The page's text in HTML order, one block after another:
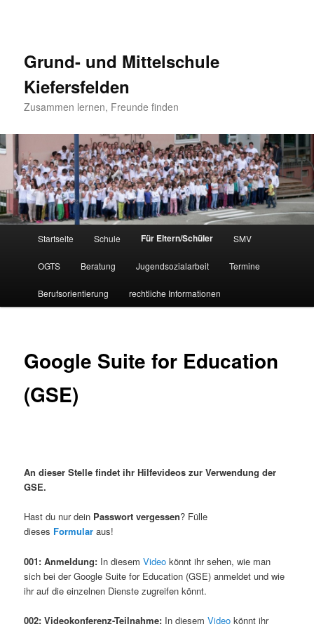
Grund- und Mittelschule
Kiefersfelden
Zusammen lernen, Freunde finden
Zum
Inhalt
wechseln
Startseite Schule Für Eltern/Schüler SMV
OGTS Beratung Jugendsozialarbeit Termine
Berufsorientierung rechtliche Informationen
Google Suite for Education
(GSE)
An dieser Stelle findet ihr Hilfevideos zur Verwendung der
GSE.
Hast du nur dein Passwort vergessen? Fülle
dieses Formularaus!
001: Anmeldung: In diesemVideokönnt ihr sehen, wie man
sich bei der Google Suite for Education (GSE) anmeldet und wie
ihr auf die einzelnen Dienste zugreifen könnt.
002: Videokonferenz-Teilnahme: In diesemVideokönnt ihr